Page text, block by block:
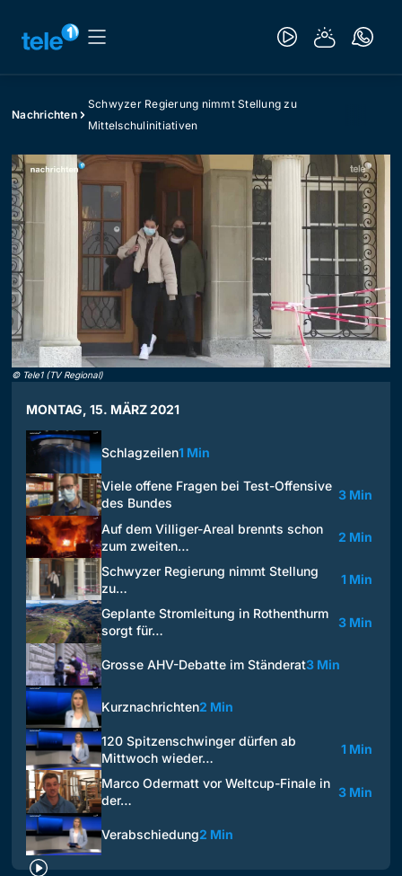
Nachrichten
Schwyzer Regierung nimmt Stellung zu
Mittelschulinitiativen
© Tele1 (TV Regional)
MONTAG, 15. MÄRZ 2021
Schlagzeilen1 Min
Viele offene Fragen bei Test-Offensive
des Bundes
3 Min
Auf dem Villiger-Areal brennts schon
zum zweiten…
2 Min
Schwyzer Regierung nimmt Stellung
zu…
1 Min
Geplante Stromleitung in Rothenthurm
sorgt für…
3 Min
Grosse AHV-Debatte im Ständerat3 Min
Kurznachrichten2 Min
120 Spitzenschwinger dürfen ab
Mittwoch wieder…
1 Min
Marco Odermatt vor Weltcup-Finale in
der…
3 Min
Verabschiedung2 Min